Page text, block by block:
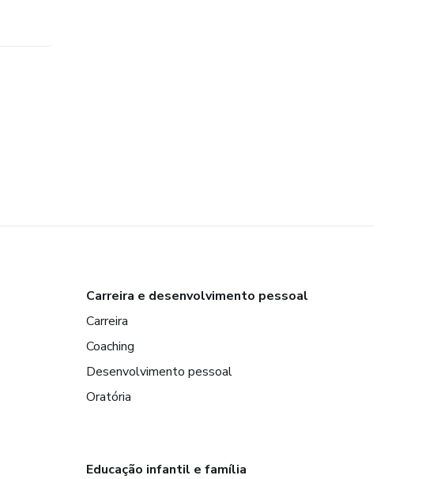
Carreira e desenvolvimento pessoal
Carreira
Coaching
Desenvolvimento pessoal
Oratória
Educação infantil e família